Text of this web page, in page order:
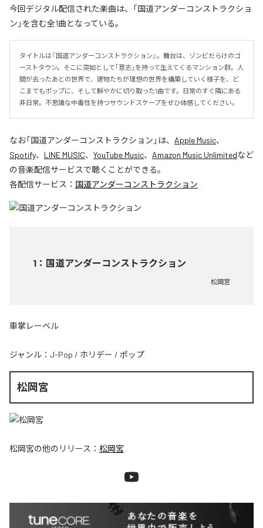
今回デジタル配信された楽曲は、「国道アンダーコンストラクショ
ン」を含む全1曲となっている。
タイトルは『国道アンダーコンストラクション』。舞台は、ゾンビだらけのゴ
ーストタウン。そこに突如として「意志」を持って生えてくるマンション群。人
間が去ったあとの世界で、建物たちが理想の世界を構築していく様子を、ど
こまでもポップに、そして鮮やかに切り取った1曲です。日常のすぐ隣にある
非日常。不思議な中毒性を持つサウンドスケープをぜひ体感してください。
なお「国道アンダーコンストラクション 」は、 Apple Music、
Spotify、 LINE MUSIC、 YouTube Music、 Amazon Music Unlimitedなど
の音楽配信サービスで聴くことができる。
各配信サービス： 国道アンダーコンストラクション
1 ： 国道アンダーコンストラクション
松岡宮
車掌レーベル
ジャンル： J-Pop / ホリデー / ポップ
松岡宮
松岡宮の他のリリース： 松岡宮